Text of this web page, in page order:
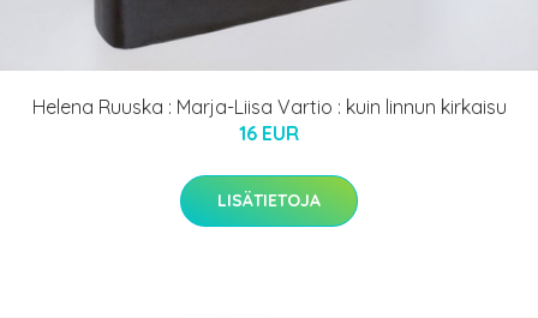
Helena Ruuska : Marja-Liisa Vartio : kuin linnun kirkaisu
16 EUR
LISÄTIETOJA